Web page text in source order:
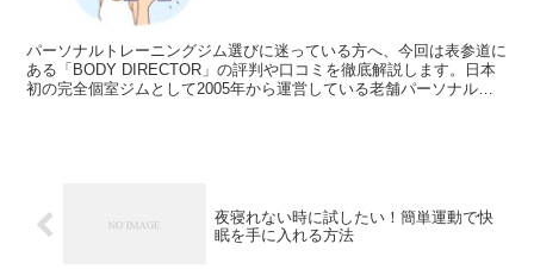
パーソナルトレーニングジム選びに迷っている方へ、今回は表参道に
ある「BODY DIRECTOR」の評判や口コミを徹底解説します。日本
初の完全個室ジムとして2005年から運営している老舗パーソナルジ
夜寝れない時に試したい！簡単運動で快
眠を手に入れる方法